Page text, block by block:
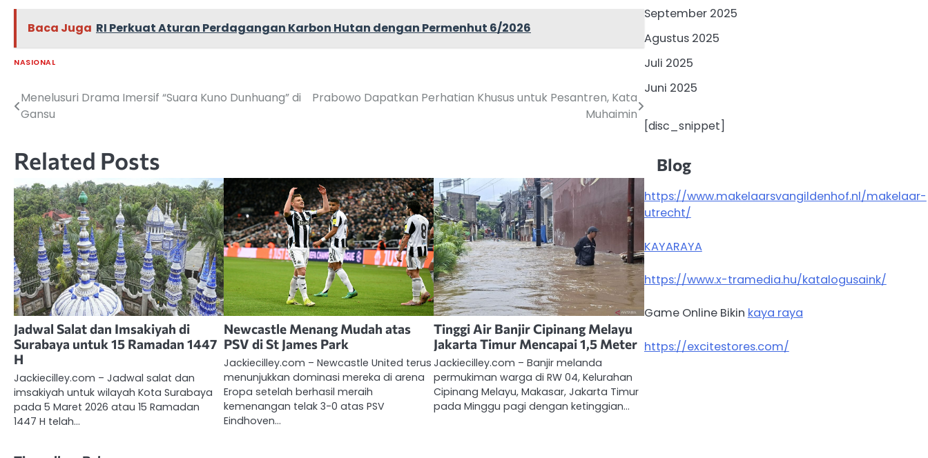
Baca Juga RI Perkuat Aturan Perdagangan Karbon Hutan dengan Permenhut 6/2026
NASIONAL
Navigasi
Menelusuri Drama Imersif “Suara Kuno Dunhuang” di
Gansu
Prabowo Dapatkan Perhatian Khusus untuk Pesantren, Kata
Muhaimin
Related Posts
Jadwal Salat dan Imsakiyah di
Surabaya untuk 15 Ramadan 1447
H
Jackiecilley.com – Jadwal salat dan
imsakiyah untuk wilayah Kota Surabaya
pada 5 Maret 2026 atau 15 Ramadan
1447 H telah…
Newcastle Menang Mudah atas
PSV di St James Park
Jackiecilley.com – Newcastle United terus
menunjukkan dominasi mereka di arena
Eropa setelah berhasil meraih
kemenangan telak 3-0 atas PSV
Eindhoven…
Tinggi Air Banjir Cipinang Melayu
Jakarta Timur Mencapai 1,5 Meter
Jackiecilley.com – Banjir melanda
permukiman warga di RW 04, Kelurahan
Cipinang Melayu, Makasar, Jakarta Timur
pada Minggu pagi dengan ketinggian…
September 2025
Agustus 2025
Juli 2025
Juni 2025
[disc_snippet]
Blog
https://www.makelaarsvangildenhof.nl/makelaar-
utrecht/
KAYARAYA
https://www.x-tramedia.hu/katalogusaink/
Game Online Bikin kaya raya
https://excitestores.com/